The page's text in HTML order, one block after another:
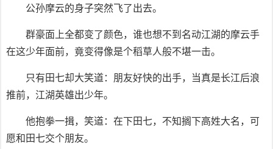
公孙摩云的身子突然飞了出去。
群豪面上全都变了颜色，谁也想不到名动江湖的摩云手
在这少年面前，竟变得像是个稻草人般不堪一击。
只有田七却大笑道：朋友好快的出手，当真是长江后浪
推前，江湖英雄出少年。
他抱拳一揖，笑道：在下田七，不知搁下高姓大名，可
愿和田七交个朋友。